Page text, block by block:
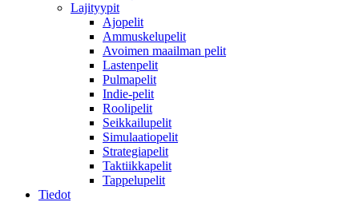
Lajityypit
Ajopelit
Ammuskelupelit
Avoimen maailman pelit
Lastenpelit
Pulmapelit
Indie-pelit
Roolipelit
Seikkailupelit
Simulaatiopelit
Strategiapelit
Taktiikkapelit
Tappelupelit
Tiedot